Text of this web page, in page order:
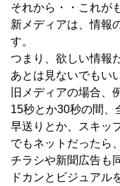
それから・・これが
新メディアは、情報
す。
つまり、欲しい情報
あとは見ないでもい
旧メディアの場合、
15秒とか30秒の間、
早送りとか、スキッ
でもネットだったら
チラシや新聞広告も
ドカンとビジュアル